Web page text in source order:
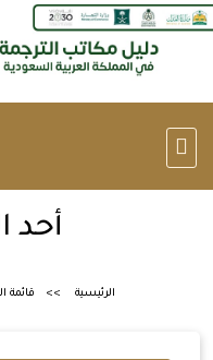
أحد
الرئيسية قائمة